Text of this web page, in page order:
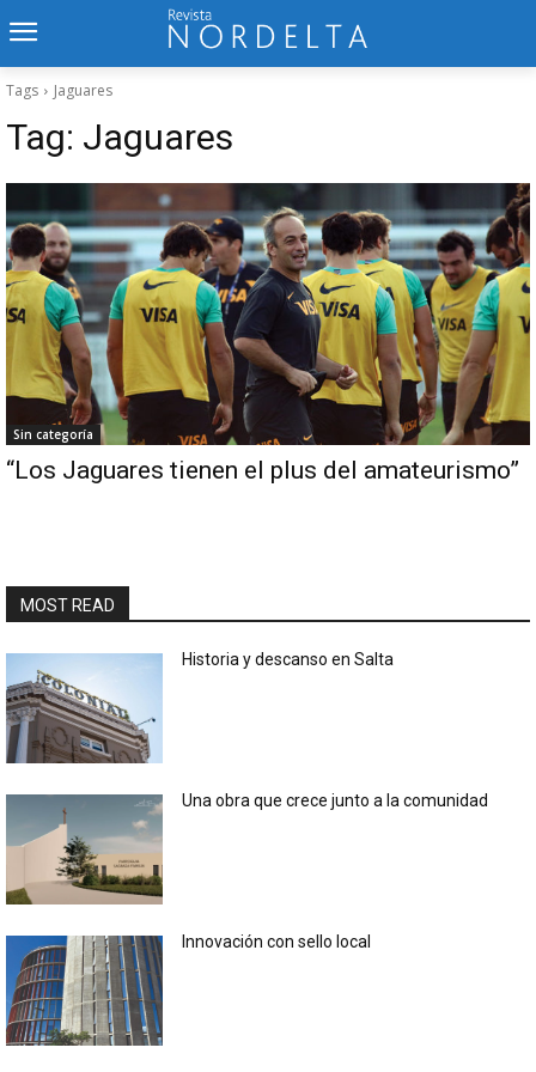
Tags Jaguares
Tag: Jaguares
Sin categoría
“Los Jaguares tienen el plus del amateurismo”
MOST READ
Historia y descanso en Salta
Una obra que crece junto a la comunidad
Innovación con sello local